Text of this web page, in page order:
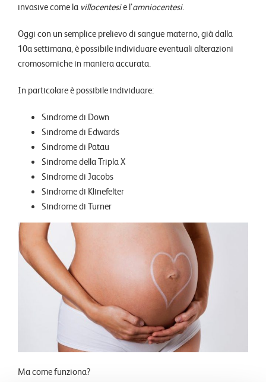
invasive come la villocentesie l’amniocentesi.
Oggi con un semplice prelievo di sangue materno, già dalla
10a settimana, è possibile individuare eventuali alterazioni
cromosomiche in maniera accurata.
In particolare è possibile individuare:
Sindrome di Down
Sindrome di Edwards
Sindrome di Patau
Sindrome della Tripla X
Sindrome di Jacobs
Sindrome di Klinefelter
Sindrome di Turner
Ma come funziona?